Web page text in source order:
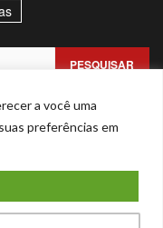
a você uma
preferências em
Contato